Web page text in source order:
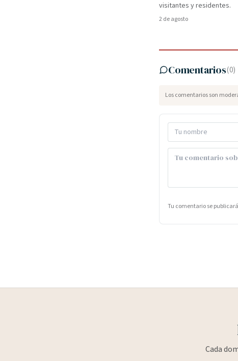
visitantes y residentes.
2 de agosto
Comentarios(0)
Los comentarios son
Tu comentario se
Cada